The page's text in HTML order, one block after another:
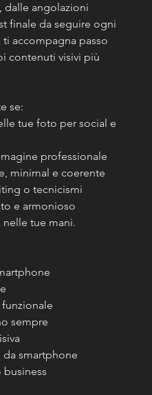
dalle angolazioni
finale da seguire ogni
accompagna passo
contenuti visivi più
se:
tue foto per social e
professionale
minimal e coerente
o tecnicismi
e armonioso
nelle tue mani.
sempre
smartphone